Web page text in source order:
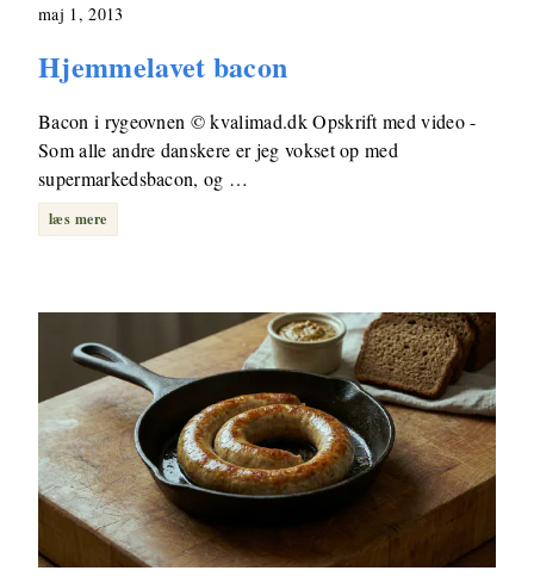
maj 1, 2013
Hjemmelavet bacon
Bacon i rygeovnen © kvalimad.dk Opskrift med video -
Som alle andre danskere er jeg vokset op med
supermarkedsbacon, og …
læs mere